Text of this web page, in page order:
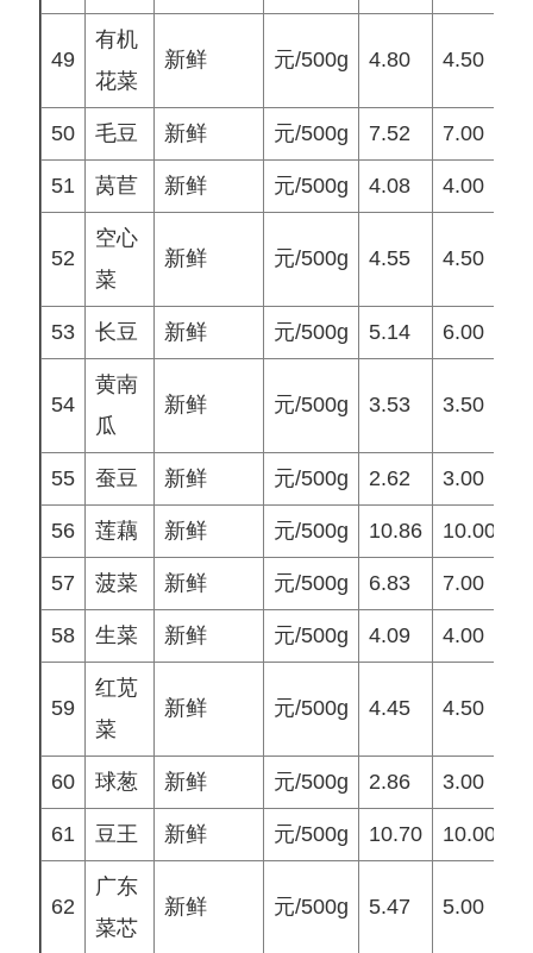
49
有机
花菜
新鲜 元/500g 4.80 4.50
50 毛豆 新鲜 元/500g 7.52 7.00
51 莴苣 新鲜 元/500g 4.08 4.00
52
空心
菜
新鲜 元/500g 4.55 4.50
53 长豆 新鲜 元/500g 5.14 6.00
54
黄南
瓜
新鲜 元/500g 3.53 3.50
55 蚕豆 新鲜 元/500g 2.62 3.00
56 莲藕 新鲜 元/500g 10.86 10.00
57 菠菜 新鲜 元/500g 6.83 7.00
58 生菜 新鲜 元/500g 4.09 4.00
59
红苋
菜
新鲜 元/500g 4.45 4.50
60 球葱 新鲜 元/500g 2.86 3.00
61 豆王 新鲜 元/500g 10.70 10.00
62
广东
菜芯
新鲜 元/500g 5.47 5.00